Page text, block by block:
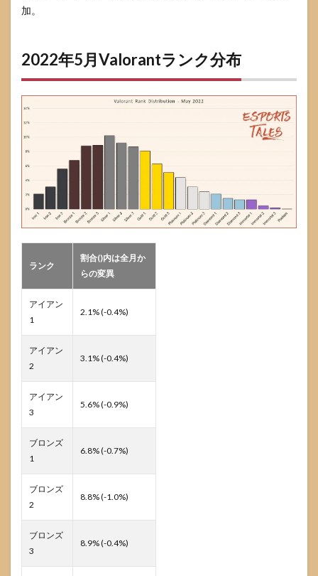
加。
2022年5月Valorantランク分布
ランク
割合()内は全月か
らの変異
アイアン
1
2.1% (-0.4%)
アイアン
2
3.1% (-0.4%)
アイアン
3
5.6% (-0.9%)
ブロンズ
1
6.8% (-0.7%)
ブロンズ
2
8.8% (-1.0%)
ブロンズ
3
8.9% (-0.4%)